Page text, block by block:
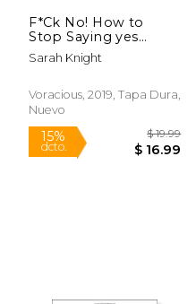
F*Ck No! How to
Stop Saying yes
When you Can't, you
Shouldn't, or you Just
F*Cks Given Guide)
(en Inglés)
Sarah Knight
Voracious, 2019, Tapa Dura,
Nuevo